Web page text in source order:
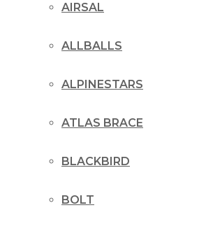
AIRSAL
ALLBALLS
ALPINESTARS
ATLAS BRACE
BLACKBIRD
BOLT